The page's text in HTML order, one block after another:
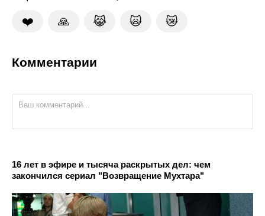
❤️ 🙏 😹 🙀 😿
Комментарии
16 лет в эфире и тысяча раскрытых дел: чем
закончился сериал "Возвращение Мухтара"